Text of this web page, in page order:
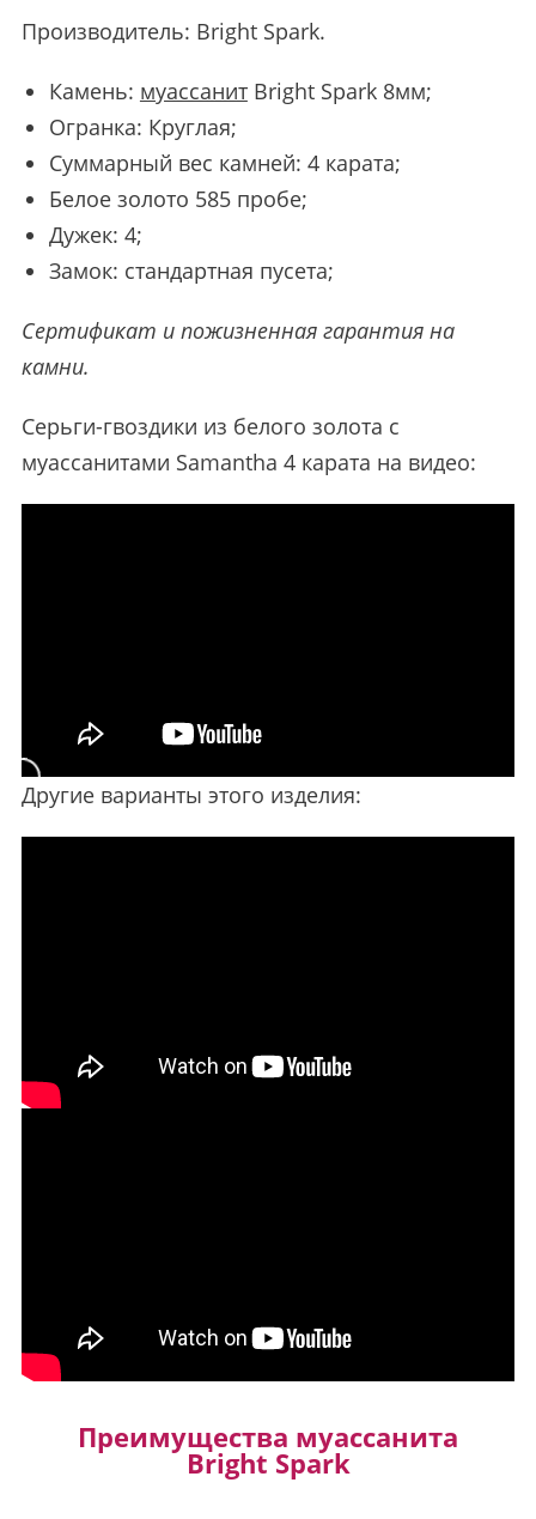
Производитель: Bright Spark.
Камень: муассанитBright Spark 8мм;
Огранка: Круглая;
Суммарный вес камней: 4 карата;
Белое золото 585 пробе;
Дужек: 4;
Замок: стандартная пусета;
Сертификат и пожизненная гарантия на
камни.
Серьги-гвоздики из белого золота с
муассанитами Samantha 4 карата на видео:
Другие варианты этого изделия:
Преимущества муассанита
Bright Spark